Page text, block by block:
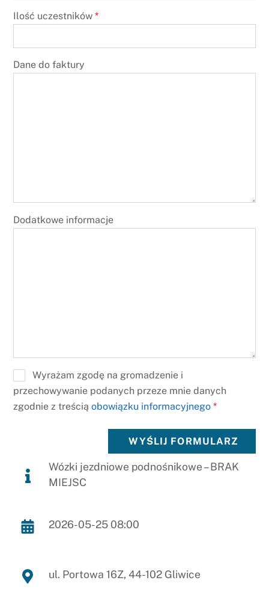
Ilość uczestników*
Dane do faktury
Dodatkowe informacje
Wyrażam zgodę na gromadzenie i
przechowywanie podanych przeze mnie danych
zgodnie z treściąobowiązku informacyjnego *
WYŚLIJ FORMULARZ
Wózki jezdniowe podnośnikowe – BRAK
MIEJSC
2026-05-25 08:00
ul. Portowa 16Z, 44-102 Gliwice